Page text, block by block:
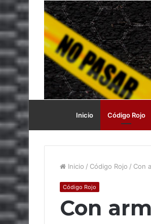
Inicio Código Rojo
Inicio / Código Rojo / Con
Código Rojo
Con